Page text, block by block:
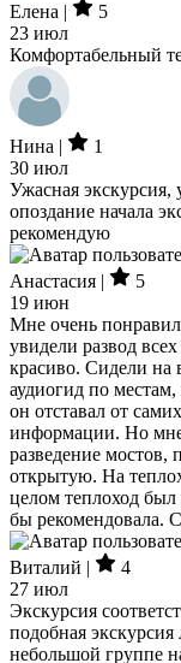
Елена |
5
23 июл
Комфортабельный
Нина |
1
30 июл
Ужасная экскурсия,
опоздание начала
рекомендую
Анастасия |
5
19 июн
Мне очень
увидели развод
красиво. Сидели на
аудиогид по
он отставал от
информации. Но
разведение мостов,
открытую. На
целом теплоход
бы рекомендовала.
Виталий |
4
27 июл
Экскурсия
подобная
небольшой группе